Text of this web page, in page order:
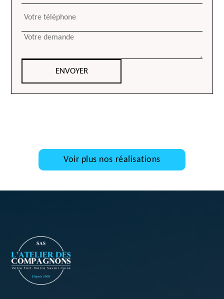
Voir plus nos réalisations